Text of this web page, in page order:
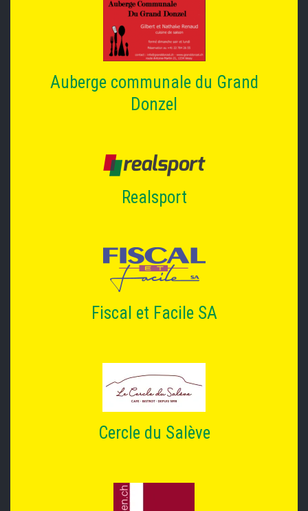
Auberge communale du Grand
Donzel
Realsport
Fiscal et Facile SA
Cercle du Salève